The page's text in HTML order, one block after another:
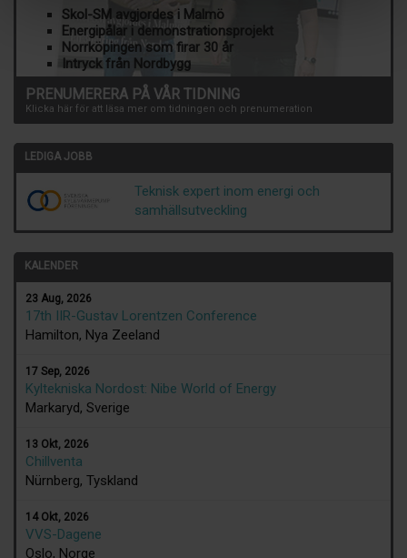
Skol-SM avgjordes i Malmö
Energipålar i demonstrationsprojekt
Norrköpingen som firar 30 år
Intryck från Nordbygg
PRENUMERERA PÅ VÅR TIDNING
Klicka här för att läsa mer om tidningen och prenumeration
LEDIGA JOBB
Teknisk expert inom energi och
samhällsutveckling
KALENDER
23 Aug, 2026
17th IIR-Gustav Lorentzen Conference
Hamilton, Nya Zeeland
17 Sep, 2026
Kyltekniska Nordost: Nibe World of Energy
Markaryd, Sverige
13 Okt, 2026
Chillventa
Nürnberg, Tyskland
14 Okt, 2026
VVS-Dagene
Oslo, Norge